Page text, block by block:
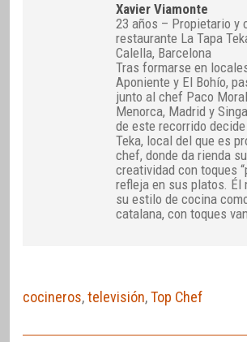
Xavier Viamonte
23 años – Propietario y
restaurante La Tapa
Calella, Barcelona
Tras formarse en
Aponiente y El Bohío,
junto al chef Paco
Menorca, Madrid y
de este recorrido
Teka, local del que es
chef, donde da rienda
creatividad con toques
refleja en sus platos. Él
su estilo de cocina
catalana, con toques
cocineros,televisión,Top Chef